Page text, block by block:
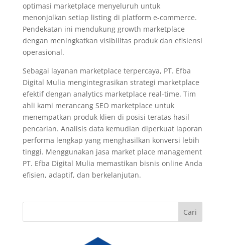
optimasi marketplace menyeluruh untuk
menonjolkan setiap listing di platform e-commerce.
Pendekatan ini mendukung growth marketplace
dengan meningkatkan visibilitas produk dan efisiensi
operasional.
Sebagai layanan marketplace terpercaya, PT. Efba
Digital Mulia mengintegrasikan strategi marketplace
efektif dengan analytics marketplace real-time. Tim
ahli kami merancang SEO marketplace untuk
menempatkan produk klien di posisi teratas hasil
pencarian. Analisis data kemudian diperkuat laporan
performa lengkap yang menghasilkan konversi lebih
tinggi. Menggunakan jasa market place management
PT. Efba Digital Mulia memastikan bisnis online Anda
efisien, adaptif, dan berkelanjutan.
Cari